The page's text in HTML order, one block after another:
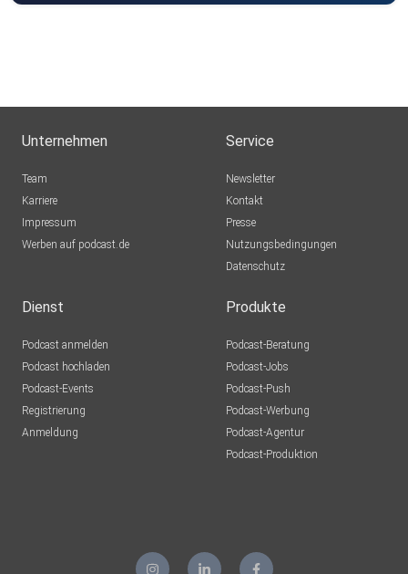
Unternehmen
Team
Karriere
Impressum
Werben auf podcast.de
Service
Newsletter
Kontakt
Presse
Nutzungsbedingungen
Datenschutz
Dienst
Podcast anmelden
Podcast hochladen
Podcast-Events
Registrierung
Anmeldung
Produkte
Podcast-Beratung
Podcast-Jobs
Podcast-Push
Podcast-Werbung
Podcast-Agentur
Podcast-Produktion